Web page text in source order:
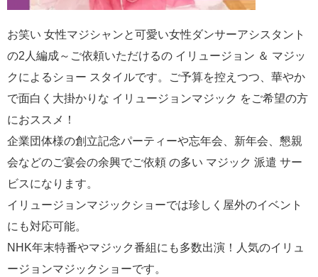
お笑い 女性マジシャンと可愛い女性ダンサーアシスタント
の2人編成～ご依頼いただけるの イリュージョン ＆ マジッ
クによるショー スタイルです。ご予算を控えつつ、華やか
で面白く大掛かりな イリュージョンマジック をご希望の方
におススメ！
企業団体様の創立記念パーティーや忘年会、新年会、懇親
会などのご宴会の余興でご依頼 の多い マジック 派遣 サー
ビスになります。
イリュージョンマジックショーでは珍しく屋外のイベント
にも対応可能。
NHK年末特番やマジック番組にも多数出演！人気のイリュ
ージョンマジックショーです。